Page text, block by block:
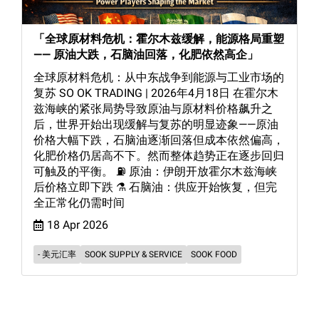
「全球原材料危机：霍尔木兹缓解，能源格局重塑
—— 原油大跌，石脑油回落，化肥依然高企」
全球原材料危机：从中东战争到能源与工业市场的
复苏 SO OK TRADING | 2026年4月18日 在霍尔木
兹海峡的紧张局势导致原油与原材料价格飙升之
后，世界开始出现缓解与复苏的明显迹象——原油
价格大幅下跌，石脑油逐渐回落但成本依然偏高，
化肥价格仍居高不下。然而整体趋势正在逐步回归
可触及的平衡。 ⛽ 原油：伊朗开放霍尔木兹海峡
后价格立即下跌 ⚗️ 石脑油：供应开始恢复，但完
全正常化仍需时间
18 Apr 2026
- 美元汇率 SOOK SUPPLY & SERVICE SOOK FOOD